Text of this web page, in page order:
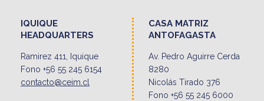
IQUIQUE
HEADQUARTERS
Ramirez 411, Iquique
Fono +56 55 245 6154
contacto@ceim.cl
CASA MATRIZ
ANTOFAGASTA
Av. Pedro Aguirre Cerda
8280
Nicolás Tirado 376
Fono +56 55 245 6000